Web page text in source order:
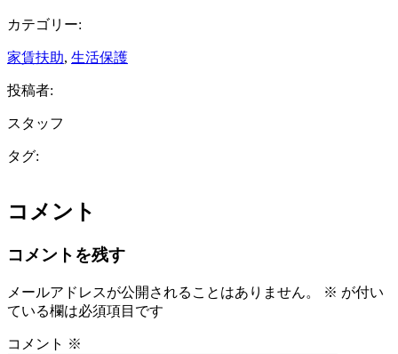
カテゴリー:
家賃扶助, 生活保護
投稿者:
スタッフ
タグ:
コメント
コメントを残す
メールアドレスが公開されることはありません。 ※ が付い
ている欄は必須項目です
コメント ※